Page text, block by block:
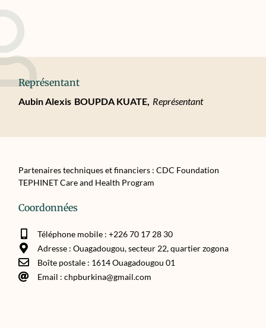
Représentant
Aubin Alexis BOUPDA KUATE, Représentant
Partenaires techniques et financiers : CDC Foundation
TEPHINET Care and Health Program
Coordonnées
Téléphone mobile : +226 70 17 28 30
Adresse : Ouagadougou, secteur 22, quartier zogona
Boîte postale : 1614 Ouagadougou 01
Email : chpburkina@gmail.com